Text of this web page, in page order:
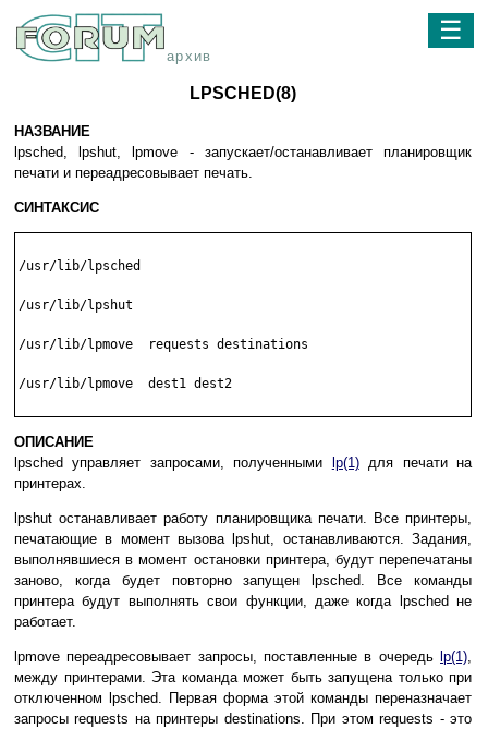
архив
☰
LPSCHED(8)
НАЗВАНИЕ
lpsched, lpshut, lpmove - запускает/останавливает планировщик
печати и переадресовывает печать.
СИНТАКСИС
/usr/lib/lpsched
/usr/lib/lpshut
/usr/lib/lpmove  requests destinations
/usr/lib/lpmove  dest1 dest2
ОПИСАНИЕ
lpsched управляет запросами, полученными
lp(1)для печати на
принтерах.
lpshut останавливает работу планировщика печати. Все принтеры,
печатающие в момент вызова lpshut, останавливаются. Задания,
выполнявшиеся в момент остановки принтера, будут перепечатаны
заново, когда будет повторно запущен lpsched. Все команды
принтера будут выполнять свои функции, даже когда lpsched не
работает.
lpmove переадресовывает запросы, поставленные в очередь lp(1),
между принтерами. Эта команда может быть запущена только при
отключенном lpsched. Первая форма этой команды переназначает
запросы requests на принтеры destinations. При этом requests - это